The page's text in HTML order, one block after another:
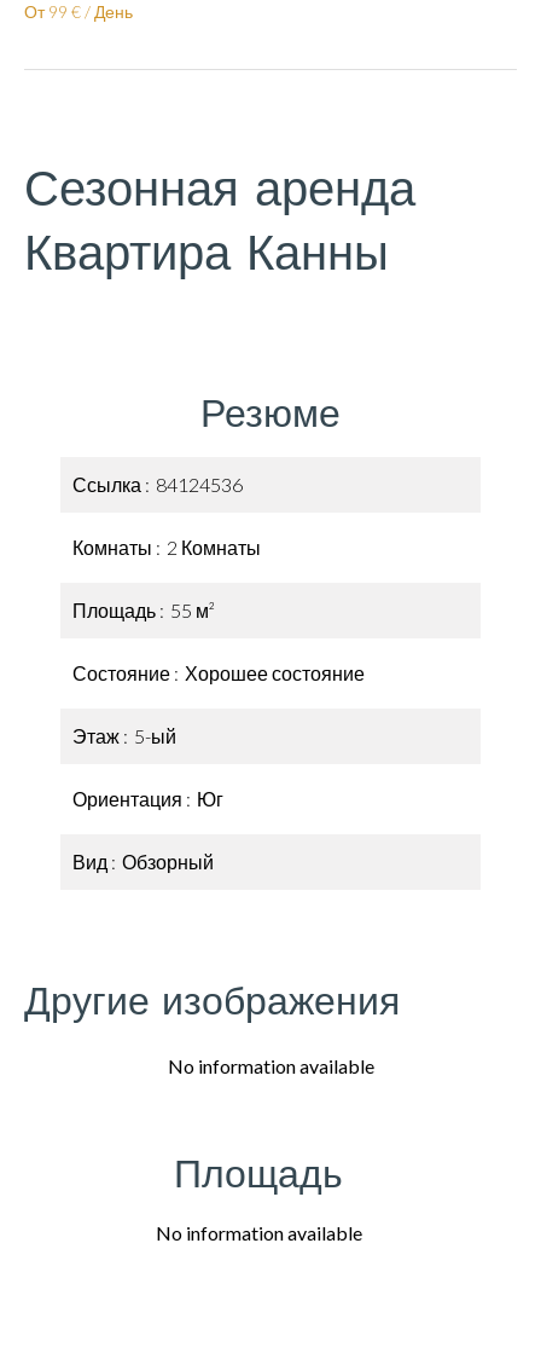
От 99 € / День
Сезонная аренда
Квартира Канны
Резюме
Ссылка 84124536
Комнаты 2 Комнаты
Площадь 55 м²
Состояние Хорошее состояние
Этаж 5-ый
Ориентация Юг
Вид Обзорный
Другие изображения
No information available
Площадь
No information available